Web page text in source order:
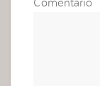
Comentario